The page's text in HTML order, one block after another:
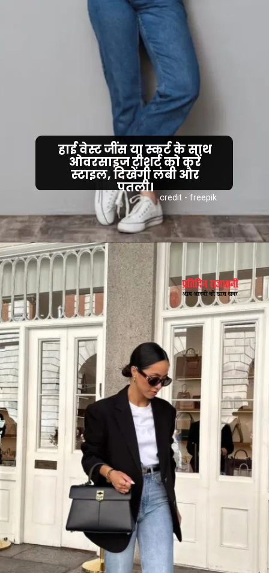
credit - freepik
हाई वेस्ट जींस या स्कर्ट के साथ
ओवरसाइज टीशर्ट को करें
स्टाइल, दिखेंगी लंबी और
पतली।